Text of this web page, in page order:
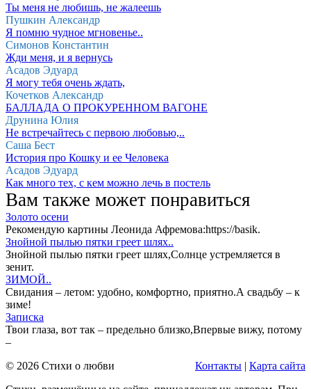
Ты меня не любишь, не жалеешь
Пушкин Александр
Я помню чудное мгновенье..
Симонов Константин
Жди меня, и я вернусь
Асадов Эдуард
Я могу тебя очень ждать,
Кочетков Александр
БАЛЛАДА О ПРОКУРЕННОМ ВАГОНЕ
Друнина Юлия
Не встречайтесь с первою любовью,..
Саша Бест
История про Кошку и ее Человека
Асадов Эдуард
Как много тех, с кем можно лечь в постель
Вам также может понравиться
Золото осени
Рекомендую картины Леонида Афремова:https://basik.
Знойной пылью пятки греет шлях..
Знойной пылью пятки греет шлях,Солнце устремляется в
зенит.
ЗИМОЙ..
Свидания – летом: удобно, комфортно, приятно.А свадьбу – к
зиме!
Записка
Твои глаза, вот так – предельно близко,Впервые вижу, потому
–
© 2026 Стихи о любви
Контакты | Карта сайта